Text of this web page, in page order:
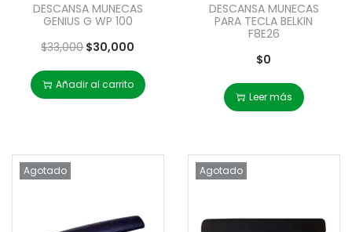
DESCANSA MUNECAS
GENIUS G WP 100
$33,000$30,000
Añadir al carrito
DESCANSA MUNECAS
PARA TECLA BELKIN
F8E26
$0
Leer más
Agotado Agotado